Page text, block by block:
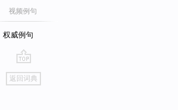
视频例句
权威例句
go
top
返回词典